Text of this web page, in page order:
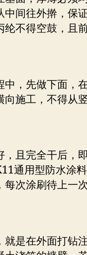
间往外擀，保
不得空鼓，且
，先做下面，
施工，不得从
且完全干后，
通用型防水涂
次涂刷待上一
是在外面打钻